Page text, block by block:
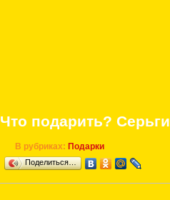
Что подарить? Серьги
В рубриках: Подарки
Поделиться…